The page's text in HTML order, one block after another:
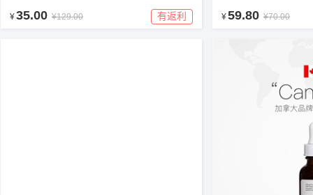
¥35.00 ¥129.00 有返利 ¥59.80 ¥70.00